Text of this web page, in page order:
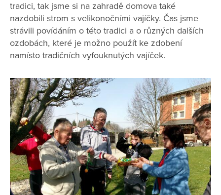
tradici, tak jsme si na zahradě domova také
nazdobili strom s velikonočními vajíčky. Čas jsme
strávili povídáním o této tradici a o různých dalších
ozdobách, které je možno použít ke zdobení
namísto tradičních vyfouknutých vajíček.